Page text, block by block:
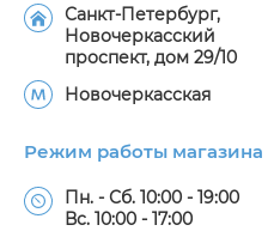
Санкт-Петербург,
Новочеркасский
проспект, дом 29/10
Новочеркасская
Режим работы магазина
Пн. - Сб. 10:00 - 19:00
Вс. 10:00 - 17:00